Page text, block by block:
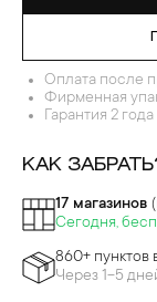
Оплата после
Фирменная
Гарантия 2 года
КАК
17 магазинов
Сегодня,
860+ пунктов
Через 1-5